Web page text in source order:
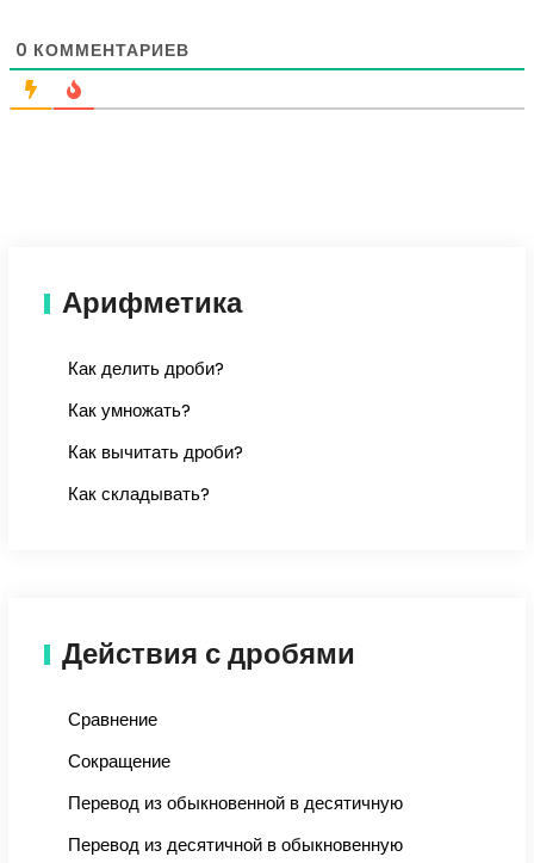
0 КОММЕНТАРИЕВ
Арифметика
Как делить дроби?
Как умножать?
Как вычитать дроби?
Как складывать?
Действия с дробями
Сравнение
Сокращение
Перевод из обыкновенной в десятичную
Перевод из десятичной в обыкновенную